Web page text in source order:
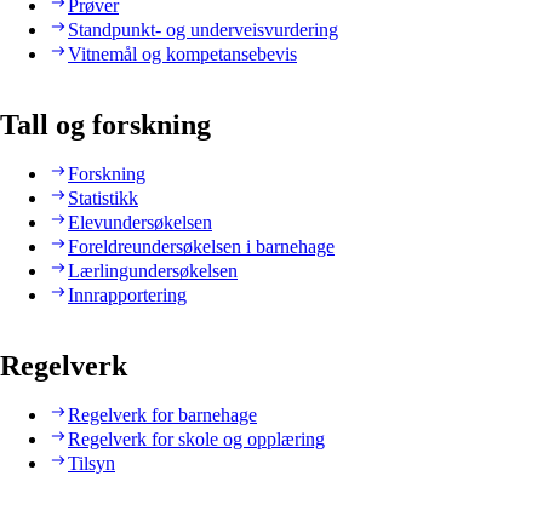
Prøver
Standpunkt- og underveisvurdering
Vitnemål og kompetansebevis
Tall og forskning
Forskning
Statistikk
Elevundersøkelsen
Foreldreundersøkelsen i barnehage
Lærlingundersøkelsen
Innrapportering
Regelverk
Regelverk for barnehage
Regelverk for skole og opplæring
Tilsyn